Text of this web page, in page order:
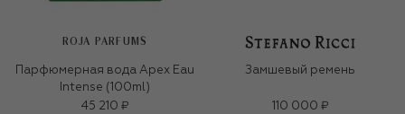
ROJA PARFUMS
Парфюмерная вода Apex Eau
Intense (100ml)
45 210 ₽
Замшевый ремень
110 000 ₽